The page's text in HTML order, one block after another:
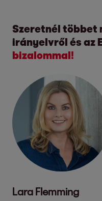
Szeretnél többet
irányelvről és az
bizalommal!
Lara Flemming